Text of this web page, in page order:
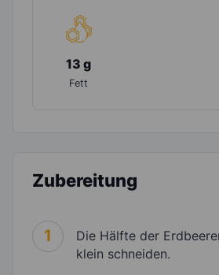
13 g
Fett
Zubereitung
1
Die Hälfte der
klein schneiden.